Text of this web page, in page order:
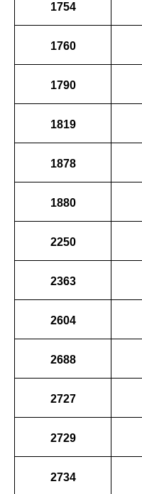
1754
1760
1790
1819
1878
1880
2250
2363
2604
2688
2727
2729
2734